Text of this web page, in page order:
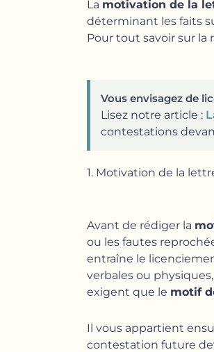
La motivation de la
déterminant les faits
Pour tout savoir sur
Vous envisagez de
Lisez notre article :
contestations
1. Motivation de la
Avant de rédiger la
ou les fautes
entraîne le
verbales ou
exigent que le motif
Il vous appartient
contestation future